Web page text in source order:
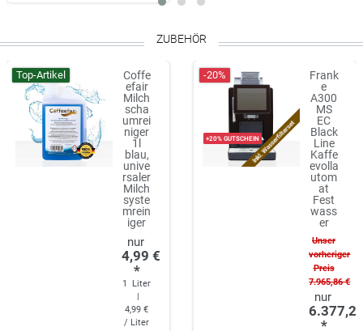
ZUBEHÖR
Top-Artikel
Coffe
efair
Milch
scha
umrei
niger
1l
blau,
unive
rsaler
Milch
syste
mrein
iger
4,99 €
*
1
Liter
4,99 €
/ Liter
Inkl. Wasserfilterset
+20% GUTSCHEIN
-20%
Frank
e
A300
MS
EC
Black
Line
Kaffe
evolla
utom
at
Fest
wass
er
Unser
vorheriger
Preis
7.965,86 €
*